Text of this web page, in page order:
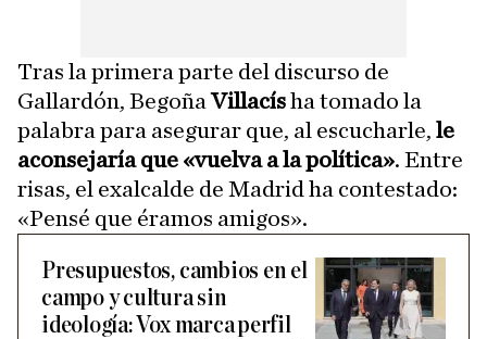
Tras la primera parte del discurso de
Gallardón, BegoñaVillacísha tomado la
palabra para asegurar que, al escucharle, le
aconsejaría que «vuelva a la política». Entre
risas, el exalcalde de Madrid ha contestado:
«Pensé que éramos amigos».
Presupuestos, cambios en el
campo y cultura sin
ideología: Vox marca perfil